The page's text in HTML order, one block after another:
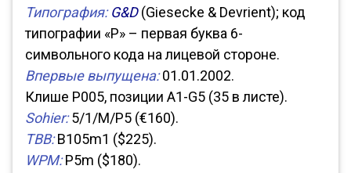
Типография: G&D(Giesecke & Devrient); код
типографии «P» – первая буква 6-
символьного кода на лицевой стороне.
Впервые выпущена:01.01.2002.
Клише P005, позиции A1-G5 (35 в листе).
Sohier:5/1/M/P5 (€160).
TBB:B105m1 ($225).
WPM:P5m ($180).